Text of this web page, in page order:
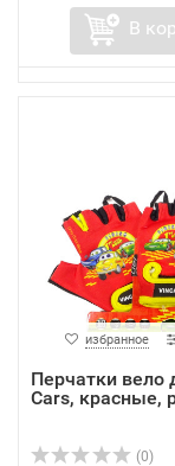
В
избранное
Перчатки вело
Cars, красные,
(0)